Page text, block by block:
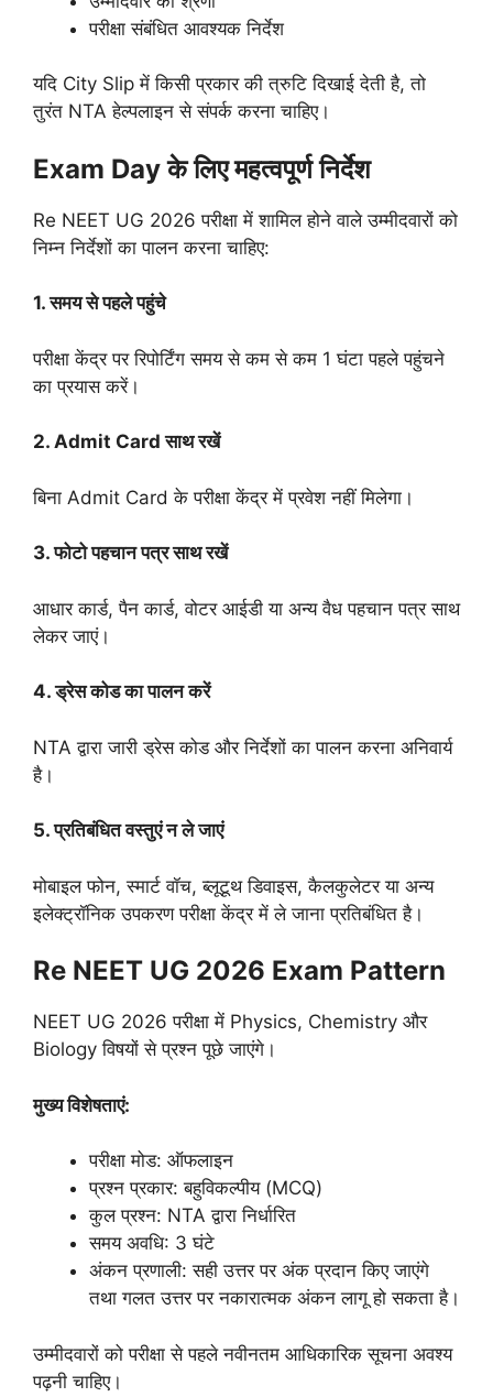
परीक्षा संबंधित आवश्यक निर्देश
यदि City Slip में किसी प्रकार की त्रुटि दिखाई देती है, तो
तुरंत NTA हेल्पलाइन से संपर्क करना चाहिए।
Exam Day के लिए महत्वपूर्ण निर्देश
Re NEET UG 2026 परीक्षा में शामिल होने वाले उम्मीदवारों को
निम्न निर्देशों का पालन करना चाहिए:
1. समय से पहले पहुंचे
परीक्षा केंद्र पर रिपोर्टिंग समय से कम से कम 1 घंटा पहले पहुंचने
का प्रयास करें।
2. Admit Card साथ रखें
बिना Admit Card के परीक्षा केंद्र में प्रवेश नहीं मिलेगा।
3. फोटो पहचान पत्र साथ रखें
आधार कार्ड, पैन कार्ड, वोटर आईडी या अन्य वैध पहचान पत्र साथ
लेकर जाएं।
4. ड्रेस कोड का पालन करें
NTA द्वारा जारी ड्रेस कोड और निर्देशों का पालन करना अनिवार्य
है।
5. प्रतिबंधित वस्तुएं न ले जाएं
मोबाइल फोन, स्मार्ट वॉच, ब्लूटूथ डिवाइस, कैलकुलेटर या अन्य
इलेक्ट्रॉनिक उपकरण परीक्षा केंद्र में ले जाना प्रतिबंधित है।
Re NEET UG 2026 Exam Pattern
NEET UG 2026 परीक्षा में Physics, Chemistry और
Biology विषयों से प्रश्न पूछे जाएंगे।
मुख्य विशेषताएं:
परीक्षा मोड: ऑफलाइन
प्रश्न प्रकार: बहुविकल्पीय (MCQ)
कुल प्रश्न: NTA द्वारा निर्धारित
समय अवधि: 3 घंटे
अंकन प्रणाली: सही उत्तर पर अंक प्रदान किए जाएंगे
तथा गलत उत्तर पर नकारात्मक अंकन लागू हो सकता है।
उम्मीदवारों को परीक्षा से पहले नवीनतम आधिकारिक सूचना अवश्य
पढ़नी चाहिए।